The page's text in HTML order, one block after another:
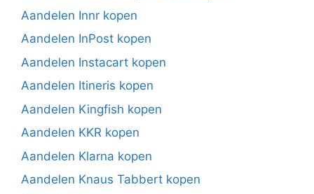
Aandelen Innr kopen
Aandelen InPost kopen
Aandelen Instacart kopen
Aandelen Itineris kopen
Aandelen Kingfish kopen
Aandelen KKR kopen
Aandelen Klarna kopen
Aandelen Knaus Tabbert kopen